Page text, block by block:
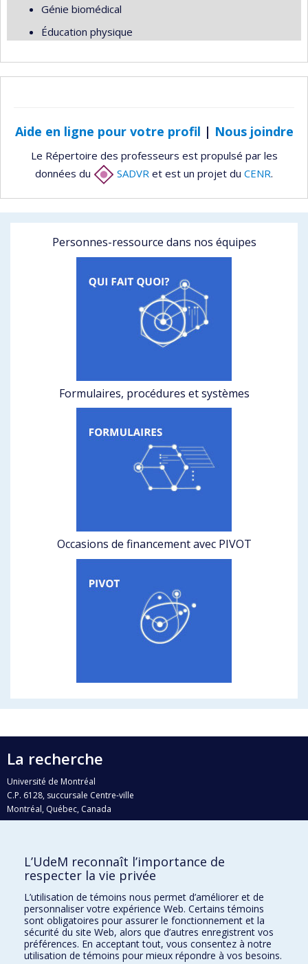
Génie biomédical
Éducation physique
Aide en ligne pour votre profil | Nous joindre
Le Répertoire des professeurs est propulsé par les
données du
SADVR et est un projet du CENR.
Personnes-ressource dans nos équipes
Formulaires, procédures et systèmes
Occasions de financement avec PIVOT
La recherche
Université de Montréal
C.P. 6128, succursale Centre-ville
Montréal, Québec, Canada
H3C 3J7
Qui fait quoi?
Nous trouver
Plan du site
Accessibilité
L’UdeM reconnaît l’importance de
respecter la vie privée
L’utilisation de témoins nous permet d’améliorer et de
personnaliser votre expérience Web. Certains témoins
sont obligatoires pour assurer le fonctionnement et la
sécurité du site Web, alors que d’autres enregistrent vos
préférences. En acceptant tout, vous consentez à notre
utilisation de témoins pour mieux répondre à vos besoins.